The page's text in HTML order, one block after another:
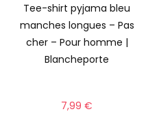
Tee-shirt pyjama bleu
manches longues – Pas
cher – Pour homme |
Blancheporte
7,99€